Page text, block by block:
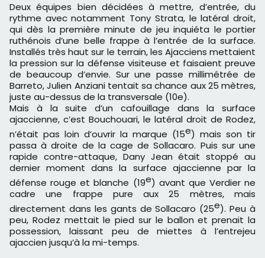
Deux équipes bien décidées à mettre, d’entrée, du
rythme avec notamment Tony Strata, le latéral droit,
qui dès la première minute de jeu inquiéta le portier
ruthénois d’une belle frappe à l’entrée de la surface.
Installés très haut sur le terrain, les Ajacciens mettaient
la pression sur la défense visiteuse et faisaient preuve
de beaucoup d’envie. Sur une passe millimétrée de
Barreto, Julien Anziani tentait sa chance aux 25 mètres,
juste au-dessus de la transversale (10e).
Mais à la suite d’un cafouillage dans la surface
ajaccienne, c’est Bouchouari, le latéral droit de Rodez,
n’était pas loin d’ouvrir la marque (15e) mais son tir
passa à droite de la cage de Sollacaro. Puis sur une
rapide contre-attaque, Dany Jean était stoppé au
dernier moment dans la surface ajaccienne par la
défense rouge et blanche (19e) avant que Verdier ne
cadre une frappe pure aux 25 mètres, mais
directement dans les gants de Sollacaro (25e). Peu à
peu, Rodez mettait le pied sur le ballon et prenait la
possession, laissant peu de miettes à l’entrejeu
ajaccien jusqu’à la mi-temps.